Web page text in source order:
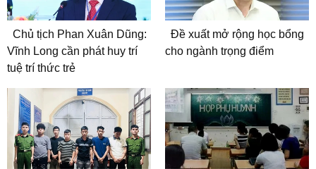
Chủ tịch Phan Xuân Dũng:
Vĩnh Long cần phát huy trí
tuệ trí thức trẻ
Đề xuất mở rộng học bổng
cho ngành trọng điểm